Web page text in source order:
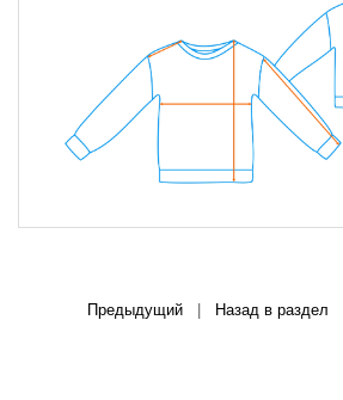
Предыдущий| Назад в раздел